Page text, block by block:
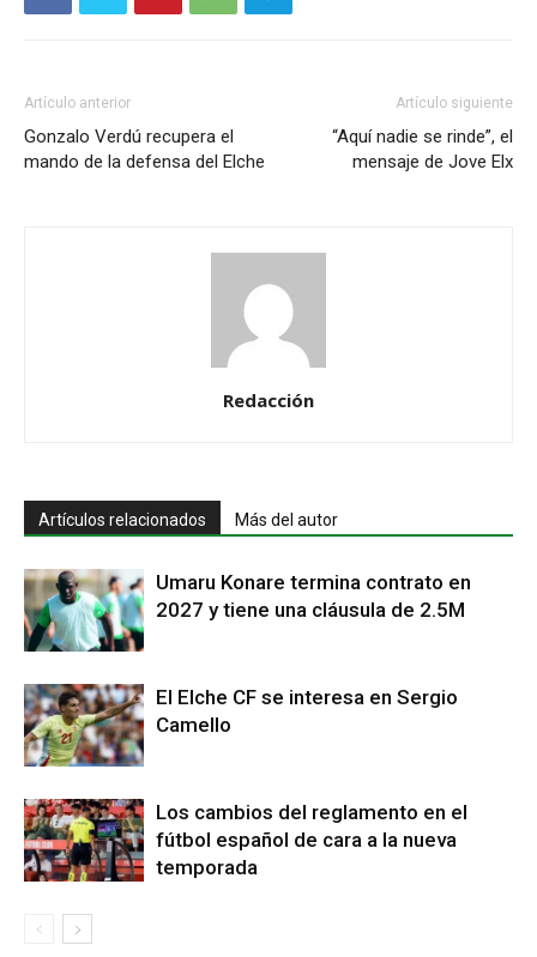
Artículo anterior
Gonzalo Verdú recupera el
mando de la defensa del Elche
Artículo siguiente
“Aquí nadie se rinde”, el
mensaje de Jove Elx
Redacción
Artículos relacionados Más del autor
Umaru Konare termina contrato en
2027 y tiene una cláusula de 2.5M
El Elche CF se interesa en Sergio
Camello
Los cambios del reglamento en el
fútbol español de cara a la nueva
temporada